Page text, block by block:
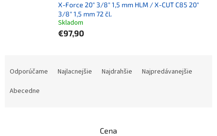
X-Force 20" 3/8" 1,5 mm HLM / X-CUT C85 20"
3/8" 1,5 mm 72 čl.
Skladom
€97,90
Odporúčame Najlacnejšie Najdrahšie
Najpredávanejšie
Abecedne
Cena